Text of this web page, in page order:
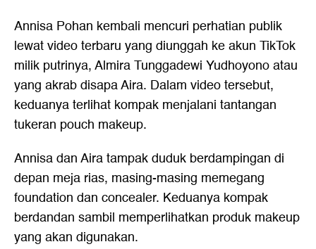
Annisa Pohan kembali mencuri perhatian publik
lewat video terbaru yang diunggah ke akun TikTok
milik putrinya, Almira Tunggadewi Yudhoyono atau
yang akrab disapa Aira. Dalam video tersebut,
keduanya terlihat kompak menjalani tantangan
tukeran pouch makeup.
Annisa dan Aira tampak duduk berdampingan di
depan meja rias, masing-masing memegang
foundation dan concealer. Keduanya kompak
berdandan sambil memperlihatkan produk makeup
yang akan digunakan.